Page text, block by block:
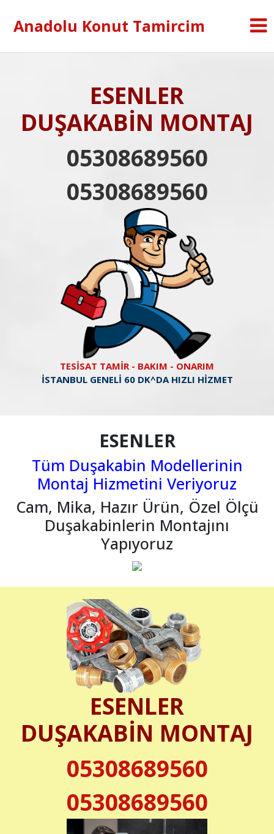
Anadolu Konut Tamircim
ESENLER
DUŞAKABİN MONTAJ
05308689560
05308689560
TESİSAT TAMİR - BAKIM - ONARIM
İSTANBUL GENELİ 60 DK^DA HIZLI HİZMET
ESENLER
Tüm Duşakabin Modellerinin
Montaj Hizmetini Veriyoruz
Cam, Mika, Hazır Ürün, Özel Ölçü
Duşakabinlerin Montajını
Yapıyoruz
ESENLER
DUŞAKABİN MONTAJ
05308689560
05308689560